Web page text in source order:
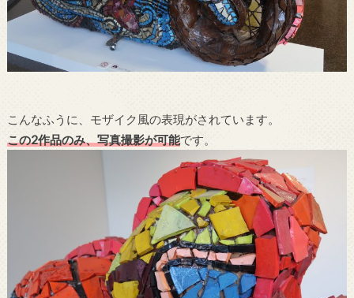
こんなふうに、モザイク風の表現がされています。
この2作品のみ、写真撮影が可能です。